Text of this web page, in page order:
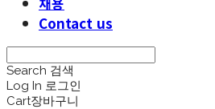
Contact us
Search 검색
Log In 로그인
Cart장바구니